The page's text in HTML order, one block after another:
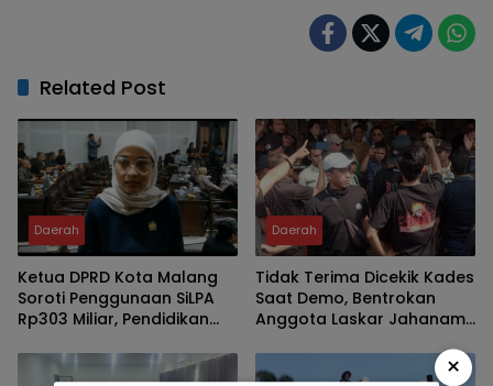
Related Post
Daerah
Ketua DPRD Kota Malang
Soroti Penggunaan SiLPA
Rp303 Miliar, Pendidikan
Lebih Tepat Sasaran
Daerah
Tidak Terima Dicekik Kades
Saat Demo, Bentrokan
Anggota Laskar Jahanam
Bapenda
×